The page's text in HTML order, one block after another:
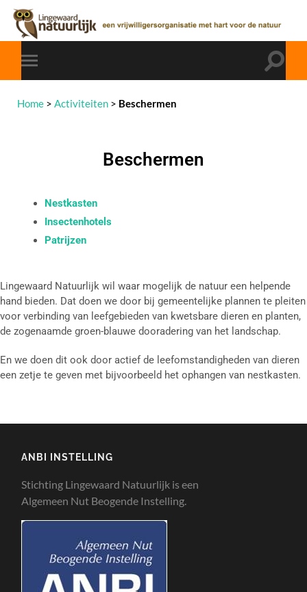
Home > Activiteiten > Beschermen
Beschermen
Nestkasten
Insectenhotels
Patrijzen
Lingewaard Natuurlijk wil waar mogelijk de natuur een helpende
hand bieden. Dat doen we door bij gemeentelijke plannen te pleiten
voor verbinding van leefgebieden van kwetsbare dieren en planten,
de zogenaamde groen-blauwe dooradering van het landschap.
En we doen dit ook door actief de leefomstandigheden van dieren
een zetje te geven met bijvoorbeeld het ophangen van nestkasten.
ANBI INSTELLING
Stichting Lingewaard Natuurlijk is een
Algemeen Nut Beogende Instelling.